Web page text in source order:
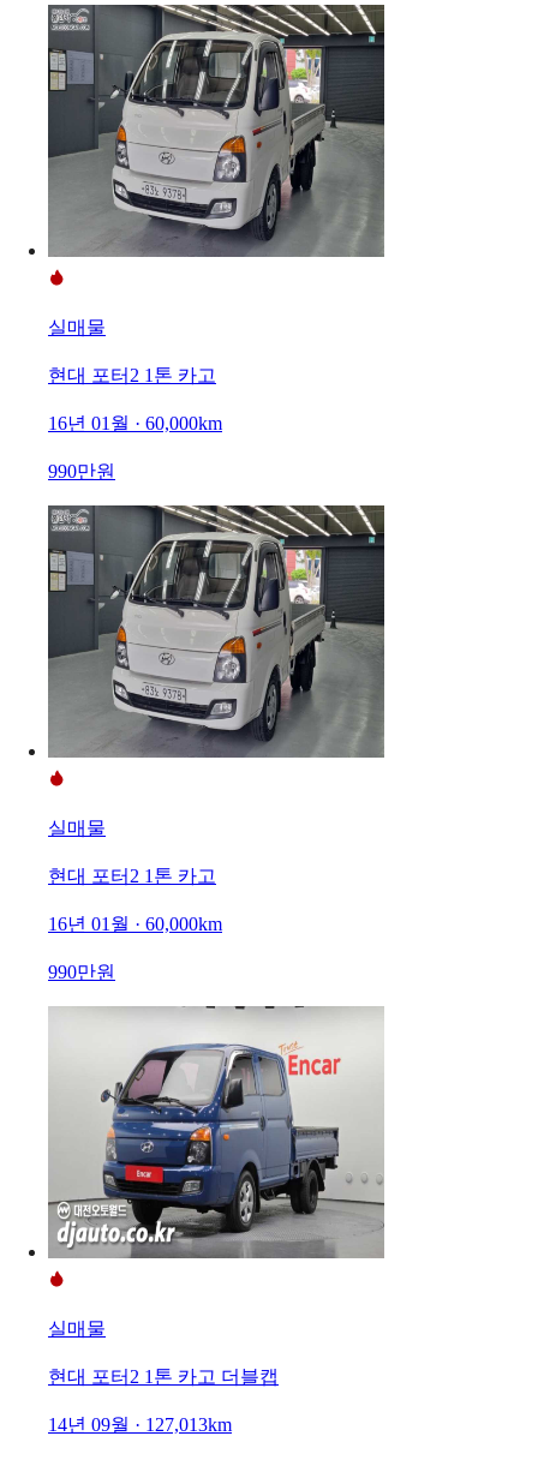
실매물
현대 포터2 1톤 카고
16년 01월 · 60,000km
990만원
실매물
현대 포터2 1톤 카고
16년 01월 · 60,000km
990만원
실매물
현대 포터2 1톤 카고 더블캡
14년 09월 · 127,013km